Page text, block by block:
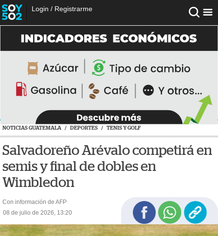
Login / Registrarme
NOTICIAS GUATEMALA / DEPORTES / TENIS Y GOLF
Salvadoreño Arévalo competirá en
semis y final de dobles en
Wimbledon
Con información de AFP
08 de julio de 2026, 13:20